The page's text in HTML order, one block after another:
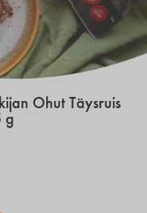
Ohut Täysruis
g